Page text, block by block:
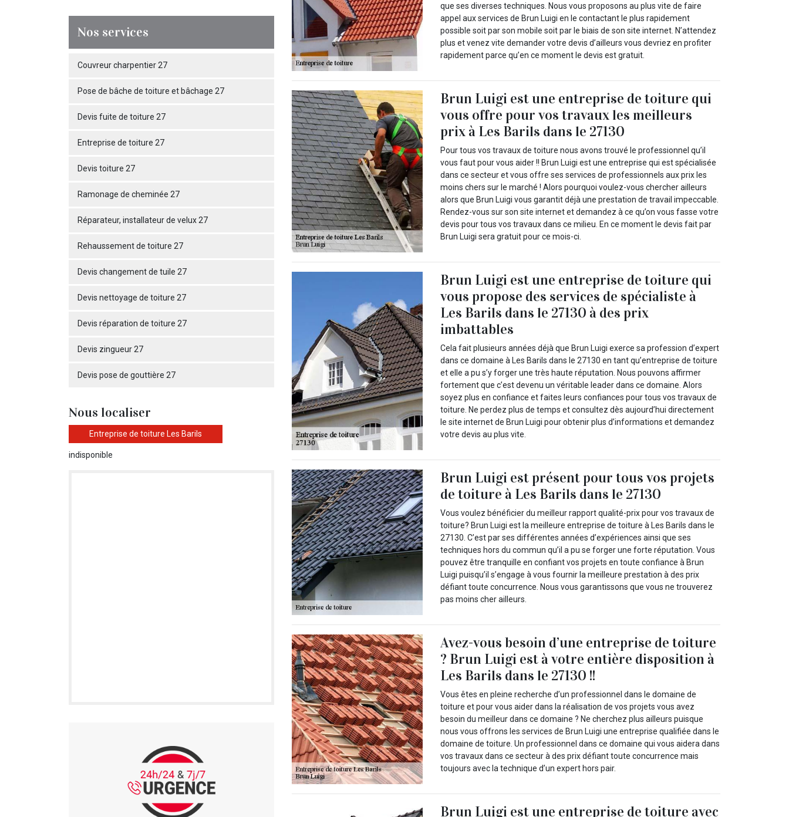
Nos services
Couvreur charpentier 27
Pose de bâche de toiture et bâchage 27
Devis fuite de toiture 27
Entreprise de toiture 27
Devis toiture 27
Ramonage de cheminée 27
Réparateur, installateur de velux 27
Rehaussement de toiture 27
Devis changement de tuile 27
Devis nettoyage de toiture 27
Devis réparation de toiture 27
Devis zingueur 27
Devis pose de gouttière 27
Nous localiser
Entreprise de toiture Les Barils
indisponible
que ses diverses techniques. Nous vous proposons au plus vite de faire
appel aux services de Brun Luigi en le contactant le plus rapidement
possible soit par son mobile soit par le biais de son site internet. N’attendez
plus et venez vite demander votre devis d’ailleurs vous devriez en profiter
rapidement parce qu’en ce moment le devis est gratuit.
Brun Luigi est une entreprise de toiture qui
vous offre pour vos travaux les meilleurs
prix à Les Barils dans le 27130
Pour tous vos travaux de toiture nous avons trouvé le professionnel qu’il
vous faut pour vous aider !! Brun Luigi est une entreprise qui est spécialisée
dans ce secteur et vous offre ses services de professionnels aux prix les
moins chers sur le marché ! Alors pourquoi voulez-vous chercher ailleurs
alors que Brun Luigi vous garantit déjà une prestation de travail impeccable.
Rendez-vous sur son site internet et demandez à ce qu’on vous fasse votre
devis pour tous vos travaux dans ce milieu. En ce moment le devis fait par
Brun Luigi sera gratuit pour ce mois-ci.
Brun Luigi est une entreprise de toiture qui
vous propose des services de spécialiste à
Les Barils dans le 27130 à des prix
imbattables
Cela fait plusieurs années déjà que Brun Luigi exerce sa profession d’expert
dans ce domaine à Les Barils dans le 27130 en tant qu’entreprise de toiture
et elle a pu s’y forger une très haute réputation. Nous pouvons affirmer
fortement que c’est devenu un véritable leader dans ce domaine. Alors
soyez plus en confiance et faites leurs confiances pour tous vos travaux de
toiture. Ne perdez plus de temps et consultez dès aujourd’hui directement
le site internet de Brun Luigi pour obtenir plus d’informations et demandez
votre devis au plus vite.
Brun Luigi est présent pour tous vos projets
de toiture à Les Barils dans le 27130
Vous voulez bénéficier du meilleur rapport qualité-prix pour vos travaux de
toiture? Brun Luigi est la meilleure entreprise de toiture à Les Barils dans le
27130. C’est par ses différentes années d’expériences ainsi que ses
techniques hors du commun qu’il a pu se forger une forte réputation. Vous
pouvez être tranquille en confiant vos projets en toute confiance à Brun
Luigi puisqu’il s’engage à vous fournir la meilleure prestation à des prix
défiant toute concurrence. Nous vous garantissons que vous ne trouverez
pas moins cher ailleurs.
Avez-vous besoin d’une entreprise de toiture
? Brun Luigi est à votre entière disposition à
Les Barils dans le 27130 !!
Vous êtes en pleine recherche d’un professionnel dans le domaine de
toiture et pour vous aider dans la réalisation de vos projets vous avez
besoin du meilleur dans ce domaine ? Ne cherchez plus ailleurs puisque
nous vous offrons les services de Brun Luigi une entreprise qualifiée dans le
domaine de toiture. Un professionnel dans ce domaine qui vous aidera dans
vos travaux dans ce secteur à des prix défiant toute concurrence mais
toujours avec la technique d’un expert hors pair.
Brun Luigi est une entreprise de toiture avec